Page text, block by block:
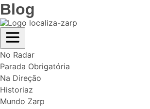
Blog
No Radar
Parada Obrigatória
Na Direção
Historiaz
Mundo Zarp